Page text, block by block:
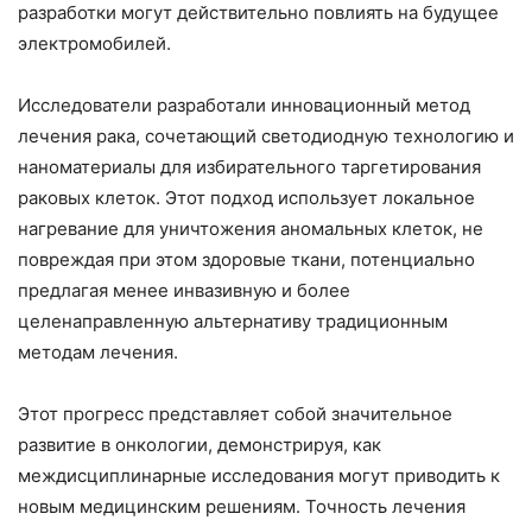
разработки могут действительно повлиять на будущее
электромобилей.
Исследователи разработали инновационный метод
лечения рака, сочетающий светодиодную технологию и
наноматериалы для избирательного таргетирования
раковых клеток. Этот подход использует локальное
нагревание для уничтожения аномальных клеток, не
повреждая при этом здоровые ткани, потенциально
предлагая менее инвазивную и более
целенаправленную альтернативу традиционным
методам лечения.
Этот прогресс представляет собой значительное
развитие в онкологии, демонстрируя, как
междисциплинарные исследования могут приводить к
новым медицинским решениям. Точность лечения